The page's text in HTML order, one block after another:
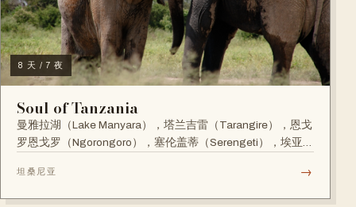
8 天 / 7 夜
Soul of Tanzania
曼雅拉湖（Lake Manyara），塔兰吉雷（Tarangire），恩戈
罗恩戈罗（Ngorongoro），塞伦盖蒂（Serengeti），埃亚西
坦桑尼亚 →